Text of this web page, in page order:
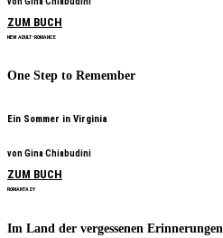
ZUM BUCH
NEW ADULT • ROMANCE
One Step to Remember
Ein Sommer in Virginia
von Gina Chiabudini
ZUM BUCH
ROMANTASY
Im Land der vergessenen Erinnerungen